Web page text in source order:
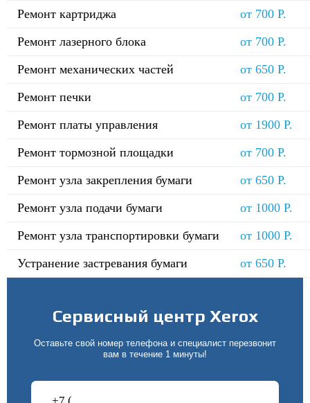
Ремонт картриджа
от 700 Р.
Ремонт лазерного блока
от 700 Р.
Ремонт механических частей
от 650 Р.
Ремонт печки
от 700 Р.
Ремонт платы управления
от 1900 Р.
Ремонт тормозной площадки
от 700 Р.
Ремонт узла закрепления бумаги
от 650 Р.
Ремонт узла подачи бумаги
от 1000 Р.
Ремонт узла транспортировки бумаги
от 1000 Р.
Устранение застревания бумаги
от 650 Р.
Сервисный центр Xerox
Оставьте свой номер телефона и специалист перезвонит
вам в течение 1 минуты!